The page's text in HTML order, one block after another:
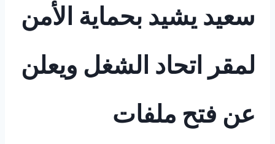
سعيد يشيد بحماية الأمن
لمقر اتحاد الشغل ويعلن
عن فتح ملفات